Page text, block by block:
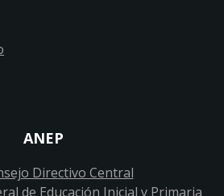
ANEP
Directivo Central
de Educación Inicial y Primaria